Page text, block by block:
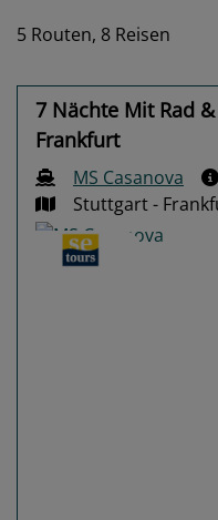
5 Routen, 8 Reisen
7 Nächte Mit Rad
Frankfurt
MS Casanova
Stuttgart -